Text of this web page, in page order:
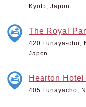
Kyoto, Japon
The Royal
420 Funaya-cho,
Japon
Hearton Hotel
405 Funayachō,